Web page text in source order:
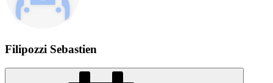
Filipozzi Sebastien